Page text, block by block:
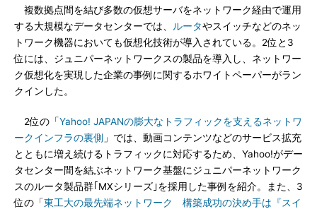
複数拠点間を結び多数の仮想サーバをネットワーク経由で運用
する大規模なデータセンターでは、
ルータやスイッチなどのネッ
トワーク機器においても仮想化技術が導入されている。2位と3
位には、ジュニパーネットワークスの製品を導入し、ネットワー
ク仮想化を実現した企業の事例に関するホワイトペーパーがラン
クインした。
2位の「Yahoo! JAPANの膨大なトラフィックを支えるネットワ
ークインフラの裏側 」では、動画コンテンツなどのサービス拡充
とともに増え続けるトラフィックに対応するため、Yahoo!がデー
タセンター間を結ぶネットワーク基盤にジュニパーネットワーク
スのルータ製品群｢MXシリーズ｣を採用した事例を紹介。また、3
位の「東工大の最先端ネットワーク 構築成功の決め手は『スイ